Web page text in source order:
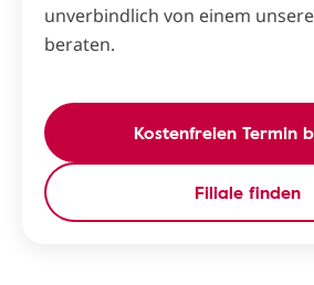
unverbindlich von einem
beraten.
Kostenfreien Termin
Filiale finden